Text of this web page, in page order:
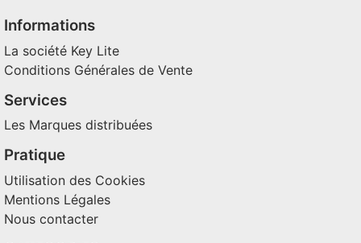
Informations
La société Key Lite
Conditions Générales de Vente
Services
Les Marques distribuées
Pratique
Utilisation des Cookies
Mentions Légales
Nous contacter